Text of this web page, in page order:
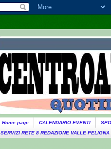
Home page CALENDARIO EVENTI
SERVIZI RETE 8 REDAZIONE VALLE